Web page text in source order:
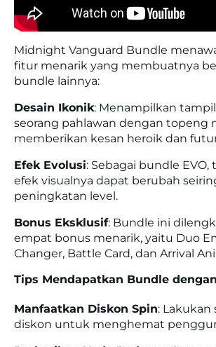
Midnight Vanguard Bundle
fitur menarik yang membuatnya
bundle lainnya:
Desain Ikonik: Menampilkan
seorang pahlawan dengan topeng
memberikan kesan heroik dan
Efek Evolusi: Sebagai bundle EVO,
efek visualnya dapat berubah
peningkatan level.
Bonus Eksklusif: Bundle ini
empat bonus menarik, yaitu Duo
Changer, Battle Card, dan Arrival
Tips Mendapatkan Bundle
Manfaatkan Diskon Spin: Lakukan
diskon untuk menghemat